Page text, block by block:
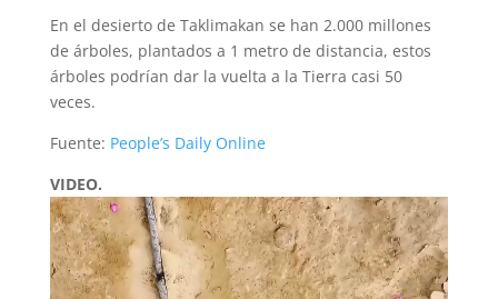
En el desierto de Taklimakan se han 2.000 millones
de árboles, plantados a 1 metro de distancia, estos
árboles podrían dar la vuelta a la Tierra casi 50
veces.
Fuente: People’s Daily Online
VIDEO.